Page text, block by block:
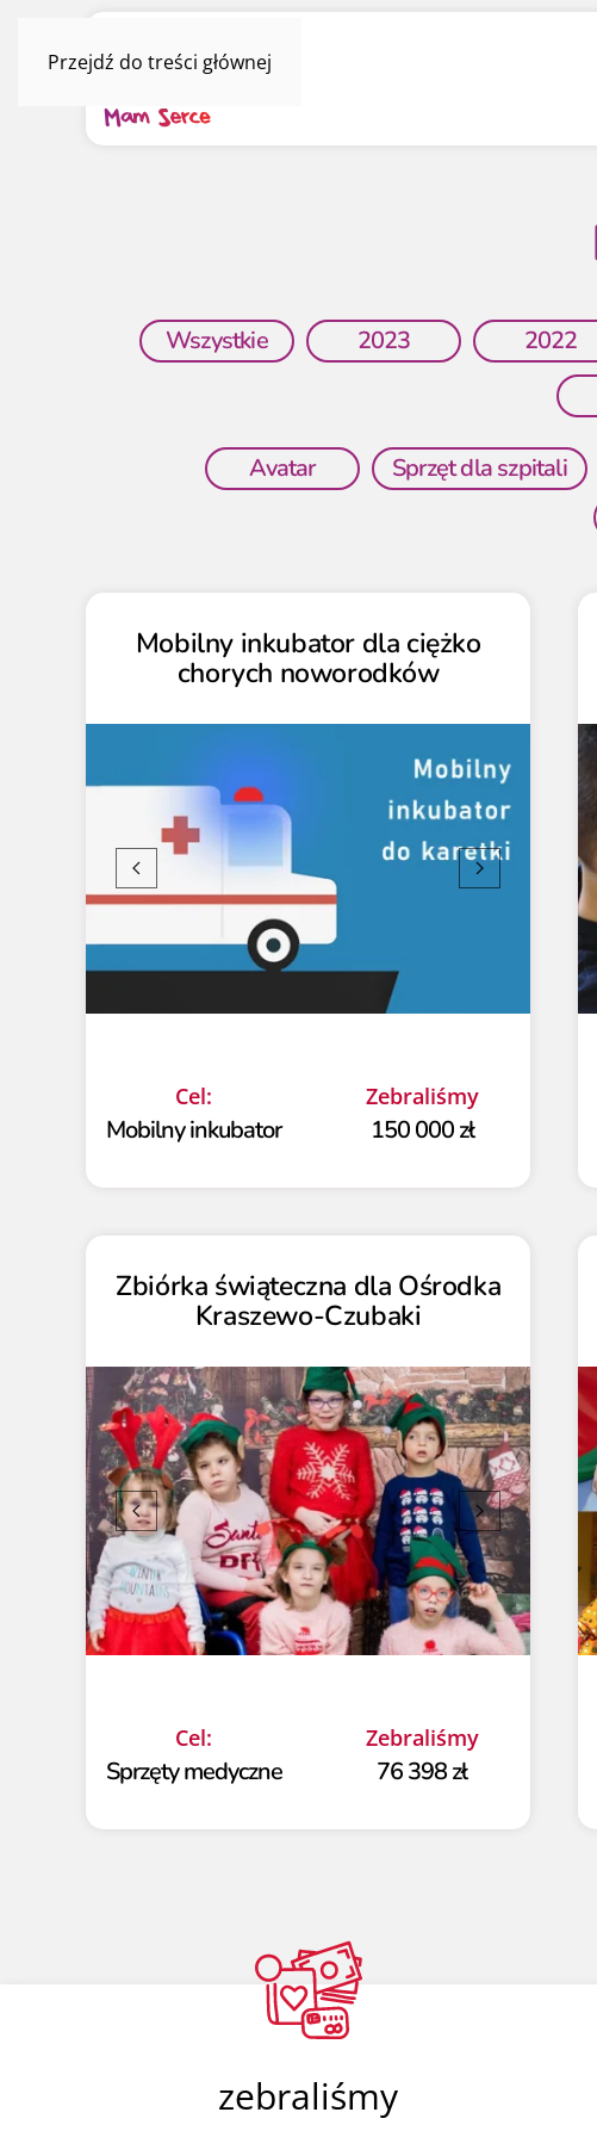
Przejdź do treści głównej
Wszystkie 2023 2022
Avatar Sprzęt dla szpitali
Mobilny inkubator dla ciężko
chorych noworodków
Cel:
Mobilny inkubator
Zebraliśmy
150 000 zł
Zbiórka świąteczna dla Ośrodka
Kraszewo-Czubaki
Cel:
Sprzęty medyczne
Zebraliśmy
76 398 zł
zebraliśmy